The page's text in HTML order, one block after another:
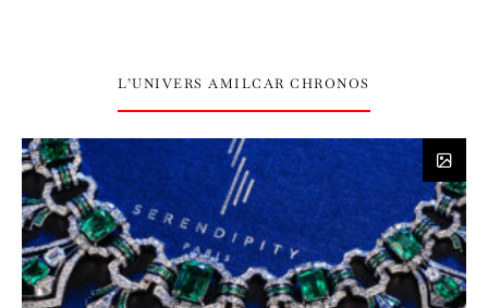
L’UNIVERS AMILCAR CHRONOS